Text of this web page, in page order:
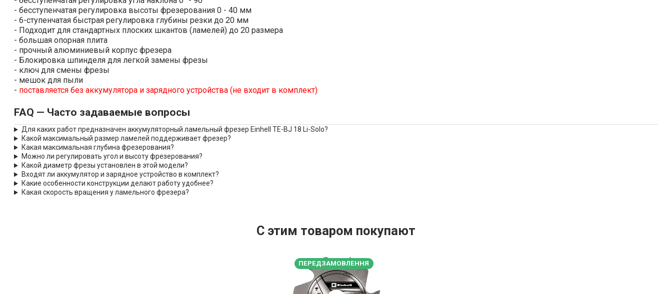
- бесступенчатая регулировка высоты фрезерования 0 - 40 мм
- 6-ступенчатая быстрая регулировка глубины резки до 20 мм
- Подходит для стандартных плоских шкантов (ламелей) до 20 размера
- большая опорная плита
- прочный алюминиевый корпус фрезера
- Блокировка шпинделя для легкой замены фрезы
- ключ для смены фрезы
- мешок для пыли
- поставляется без аккумулятора и зарядного устройства (не входит в комплект)
FAQ — Часто задаваемые вопросы
Для каких работ предназначен аккумуляторный ламельный фрезер Einhell TE-BJ 18 Li-Solo?
Какой максимальный размер ламелей поддерживает фрезер?
Какая максимальная глубина фрезерования?
Можно ли регулировать угол и высоту фрезерования?
Какой диаметр фрезы установлен в этой модели?
Входят ли аккумулятор и зарядное устройство в комплект?
Какие особенности конструкции делают работу удобнее?
Какая скорость вращения у ламельного фрезера?
С этим товаром покупают
ПЕРЕДЗАМОВЛЕННЯ